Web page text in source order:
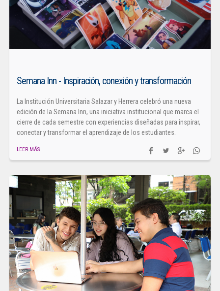
Semana Inn - Inspiración, conexión y transformación
La Institución Universitaria Salazar y Herrera celebró una nueva
edición de la Semana Inn, una iniciativa institucional que marca el
cierre de cada semestre con experiencias diseñadas para inspirar,
conectar y transformar el aprendizaje de los estudiantes.
LEER MÁS